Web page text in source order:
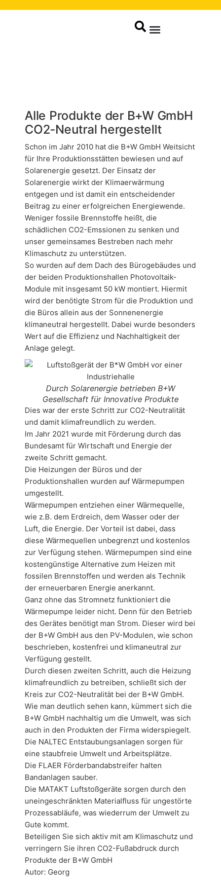
Alle Produkte der B+W GmbH
CO2-Neutral hergestellt
Schon im Jahr 2010 hat die B+W GmbH Weitsicht
für Ihre Produktionsstätten bewiesen und auf
Solarenergie gesetzt. Der Einsatz der
Solarenergie wirkt der Klimaerwärmung
entgegen und ist damit ein entscheidender
Beitrag zu einer erfolgreichen Energiewende.
Weniger fossile Brennstoffe heißt, die
schädlichen CO2-Emssionen zu senken und
unser gemeinsames Bestreben nach mehr
Klimaschutz zu unterstützen.
So wurden auf dem Dach des Bürogebäudes und
der beiden Produktionshallen Photovoltaik-
Module mit insgesamt 50 kW montiert. Hiermit
wird der benötigte Strom für die Produktion und
die Büros allein aus der Sonnenenergie
klimaneutral hergestellt. Dabei wurde besonders
Wert auf die Effizienz und Nachhaltigkeit der
Anlage gelegt.
Durch Solarenergie betrieben B+W
Gesellschaft für Innovative Produkte
Dies war der erste Schritt zur CO2-Neutralität
und damit klimafreundlich zu werden.
Im Jahr 2021 wurde mit Förderung durch das
Bundesamt für Wirtschaft und Energie der
zweite Schritt gemacht.
Die Heizungen der Büros und der
Produktionshallen wurden auf Wärmepumpen
umgestellt.
Wärmepumpen entziehen einer Wärmequelle,
wie z.B. dem Erdreich, dem Wasser oder der
Luft, die Energie. Der Vorteil ist dabei, dass
diese Wärmequellen unbegrenzt und kostenlos
zur Verfügung stehen. Wärmepumpen sind eine
kostengünstige Alternative zum Heizen mit
fossilen Brennstoffen und werden als Technik
der erneuerbaren Energie anerkannt.
Ganz ohne das Stromnetz funktioniert die
Wärmepumpe leider nicht. Denn für den Betrieb
des Gerätes benötigt man Strom. Dieser wird bei
der B+W GmbH aus den PV-Modulen, wie schon
beschrieben, kostenfrei und klimaneutral zur
Verfügung gestellt.
Durch diesen zweiten Schritt, auch die Heizung
klimafreundlich zu betreiben, schließt sich der
Kreis zur CO2-Neutralität bei der B+W GmbH.
Wie man deutlich sehen kann, kümmert sich die
B+W GmbH nachhaltig um die Umwelt, was sich
auch in den Produkten der Firma widerspiegelt.
Die NALTEC Entstaubungsanlagen sorgen für
eine staubfreie Umwelt und Arbeitsplätze.
Die FLAER Förderbandabstreifer halten
Bandanlagen sauber.
Die MATAKT Luftstoßgeräte sorgen durch den
uneingeschränkten Materialfluss für ungestörte
Prozessabläufe, was wiederrum der Umwelt zu
Gute kommt.
Beteiligen Sie sich aktiv mit am Klimaschutz und
verringern Sie ihren CO2-Fußabdruck durch
Produkte der B+W GmbH
Autor: Georg